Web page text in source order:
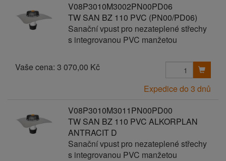
V08P3010M3002PN00PD06
TW SAN BZ 110 PVC (PN00/PD06)
Sanační vpust pro nezateplené střechy
s integrovanou PVC manžetou
Vaše cena: 3 070,00 Kč
Expedice do 3 dnů
V08P3010M3011PN00PD00
TW SAN BZ 110 PVC ALKORPLAN
ANTRACIT D
Sanační vpust pro nezateplené střechy
s integrovanou PVC manžetou